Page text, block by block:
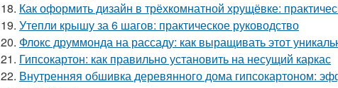
18. Как оформить дизайн в трёхкомнатной хрущёвке:
19. Утепли крышу за 6 шагов: практическое руководство
20. Флокс друммонда на рассаду: как выращивать этот
21. Гипсокартон: как правильно установить на несущий каркас
22. Внутренняя обшивка деревянного дома гипсокартоном: